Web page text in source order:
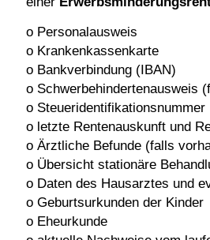
o Personalausweis
o Krankenkassenkarte
o Bankverbindung (IBAN)
o Schwerbehindertenausweis
o Steueridentifikationsnummer
o letzte Rentenauskunft und
o Ärztliche Befunde (falls
o Übersicht stationäre
o Daten des Hausarztes und
o Geburtsurkunden der Kinder
o Eheurkunde